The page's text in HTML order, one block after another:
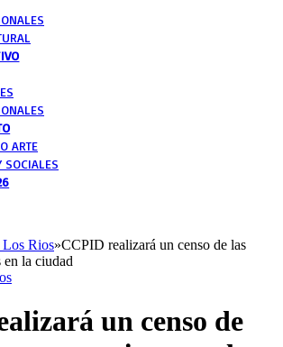
ARTE
SOCIALES
Rios»CCPID realizará un censo de las
en la ciudad
un censo de